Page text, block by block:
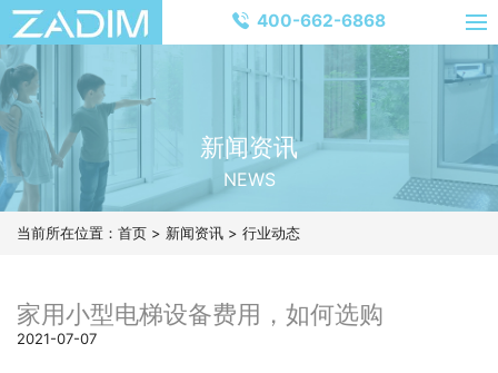
400-662-6868
新闻资讯
NEWS
当前所在位置： 首页 > 新闻资讯 > 行业动态
家用小型电梯设备费用，如何选购
2021-07-07